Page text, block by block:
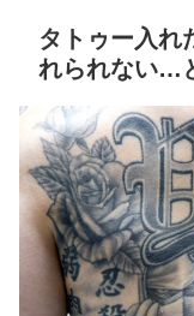
タトゥー入れ
れられない…